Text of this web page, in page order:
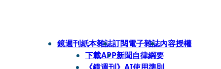
鏡週刊紙本雜誌訂閱電子雜誌內容授權
下載APP新聞自律綱要